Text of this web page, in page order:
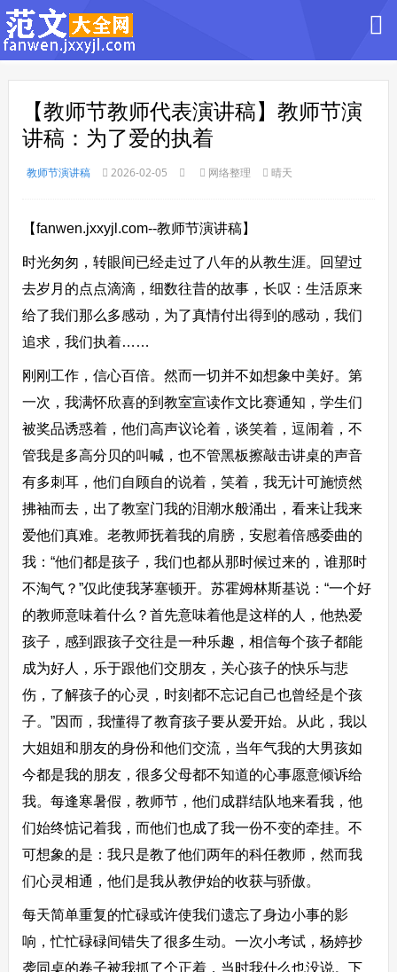
【教师节教师代表演讲稿】教师节演
讲稿：为了爱的执着
教师节演讲稿 2026-02-05 网络整理 晴天
【fanwen.jxxyjl.com--教师节演讲稿】
时光匆匆，转眼间已经走过了八年的从教生涯。回望过
去岁月的点点滴滴，细数往昔的故事，长叹：生活原来
给了我们那么多感动，为了真情付出得到的感动，我们
追求，我们执着……
刚刚工作，信心百倍。然而一切并不如想象中美好。第
一次，我满怀欣喜的到教室宣读作文比赛通知，学生们
被奖品诱惑着，他们高声议论着，谈笑着，逗闹着，不
管我是多高分贝的叫喊，也不管黑板擦敲击讲桌的声音
有多刺耳，他们自顾自的说着，笑着，我无计可施愤然
拂袖而去，出了教室门我的泪潮水般涌出，看来让我来
爱他们真难。老教师抚着我的肩膀，安慰着倍感委曲的
我：“他们都是孩子，我们也都从那时候过来的，谁那时
不淘气？”仅此使我茅塞顿开。苏霍姆林斯基说：“一个好
的教师意味着什么？首先意味着他是这样的人，他热爱
孩子，感到跟孩子交往是一种乐趣，相信每个孩子都能
成为好人，乐于跟他们交朋友，关心孩子的快乐与悲
伤，了解孩子的心灵，时刻都不忘记自己也曾经是个孩
子。”因而，我懂得了教育孩子要从爱开始。从此，我以
大姐姐和朋友的身份和他们交流，当年气我的大男孩如
今都是我的朋友，很多父母都不知道的心事愿意倾诉给
我。每逢寒暑假，教师节，他们成群结队地来看我，他
们始终惦记着我，而他们也成了我一份不变的牵挂。不
可想象的是：我只是教了他们两年的科任教师，然而我
们心灵相通，他们是我从教伊始的收获与骄傲。
每天简单重复的忙碌或许使我们遗忘了身边小事的影
响，忙忙碌碌间错失了很多生动。一次小考试，杨婷抄
袭同桌的卷子被我抓了个正着，当时我什么也没说。下